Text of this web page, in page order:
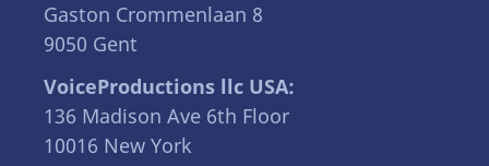
Gaston Crommenlaan 8
9050 Gent
VoiceProductions llc USA:
136 Madison Ave 6th Floor
10016 New York